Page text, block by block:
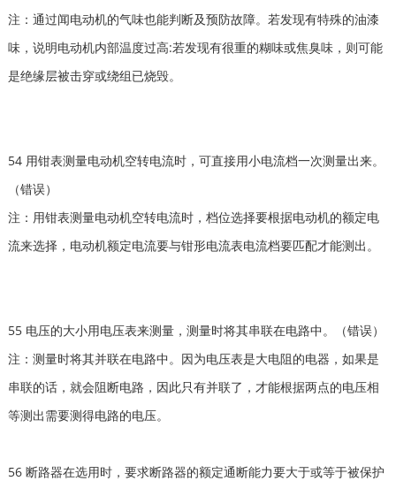
注：通过闻电动机的气味也能判断及预防故障。若发现有特殊的油漆
味，说明电动机内部温度过高:若发现有很重的糊味或焦臭味，则可能
是绝缘层被击穿或绕组已烧毁。
54 用钳表测量电动机空转电流时，可直接用小电流档一次测量出来。
（错误）
注：用钳表测量电动机空转电流时，档位选择要根据电动机的额定电
流来选择，电动机额定电流要与钳形电流表电流档要匹配才能测出。
55 电压的大小用电压表来测量，测量时将其串联在电路中。（错误）
注：测量时将其并联在电路中。因为电压表是大电阻的电器，如果是
串联的话，就会阻断电路，因此只有并联了，才能根据两点的电压相
等测出需要测得电路的电压。
56 断路器在选用时，要求断路器的额定通断能力要大于或等于被保护